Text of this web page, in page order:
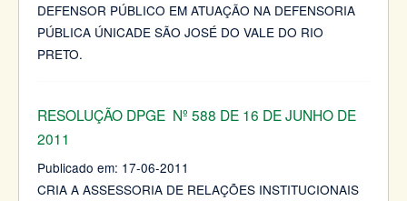
DEFENSOR PÚBLICO EM ATUAÇÃO NA DEFENSORIA
PÚBLICA ÚNICADE SÃO JOSÉ DO VALE DO RIO
PRETO.
RESOLUÇÃO DPGE Nº 588 DE 16 DE JUNHO DE
2011
Publicado em: 17-06-2011
CRIA A ASSESSORIA DE RELAÇÕES INSTITUCIONAIS